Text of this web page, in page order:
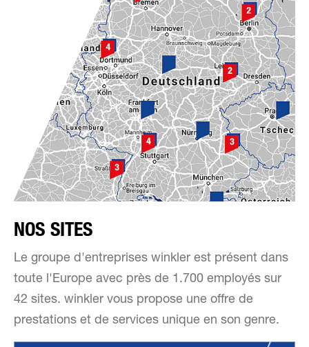
NOS SITES
Le groupe d'entreprises winkler est présent dans
toute l'Europe avec près de 1.700 employés sur
42 sites. winkler vous propose une offre de
prestations et de services unique en son genre.